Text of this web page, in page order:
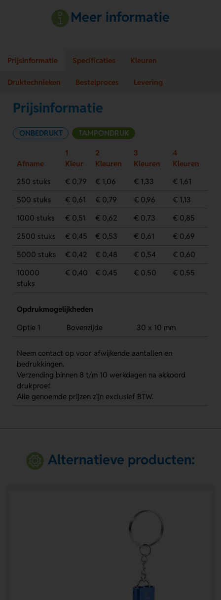
Meer informatie
Prijsinformatie Specificaties Kleuren
Druktechnieken Bestelproces Levering
Prijsinformatie
ONBEDRUKT TAMPONDRUK
Afname
1
Kleur
2
Kleuren
3
Kleuren
4
Kleuren
250 stuks
€ 0,79 € 1,06 € 1,33
€ 1,61
500 stuks
€ 0,61 € 0,79 € 0,96
€ 1,13
1000 stuks
€ 0,51 € 0,62 € 0,73
€ 0,85
2500 stuks
€ 0,45 € 0,53 € 0,61
€ 0,69
5000 stuks
€ 0,42 € 0,48 € 0,54
€ 0,60
10000
stuks
€ 0,40 € 0,45 € 0,50 € 0,55
Opdrukmogelijkheden
Optie 1
Bovenzijde 30 x 10 mm
Neem contact op voor afwijkende aantallen en
bedrukkingen.
Verzending binnen 8 t/m 10 werkdagen na akkoord
drukproef.
Alle genoemde prijzen zijn exclusief BTW.
Alternatieve producten: